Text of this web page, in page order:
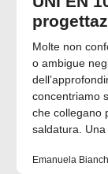
Molte non
o ambigue
concentriamo
che collegano
saldatura.
Emanuela